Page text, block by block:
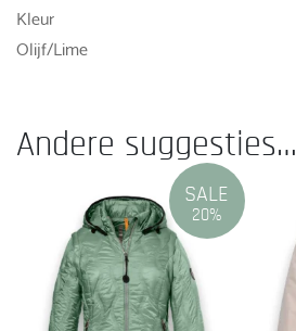
Kleur
Olijf/Lime
Andere suggesties…
SALE
20%